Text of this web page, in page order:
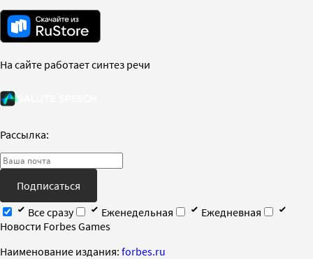
На сайте работает синтез речи
Рассылка:
Подписаться
Все сразу
Еженедельная
Ежедневная
Новости Forbes Games
Наименование издания: forbes.ru